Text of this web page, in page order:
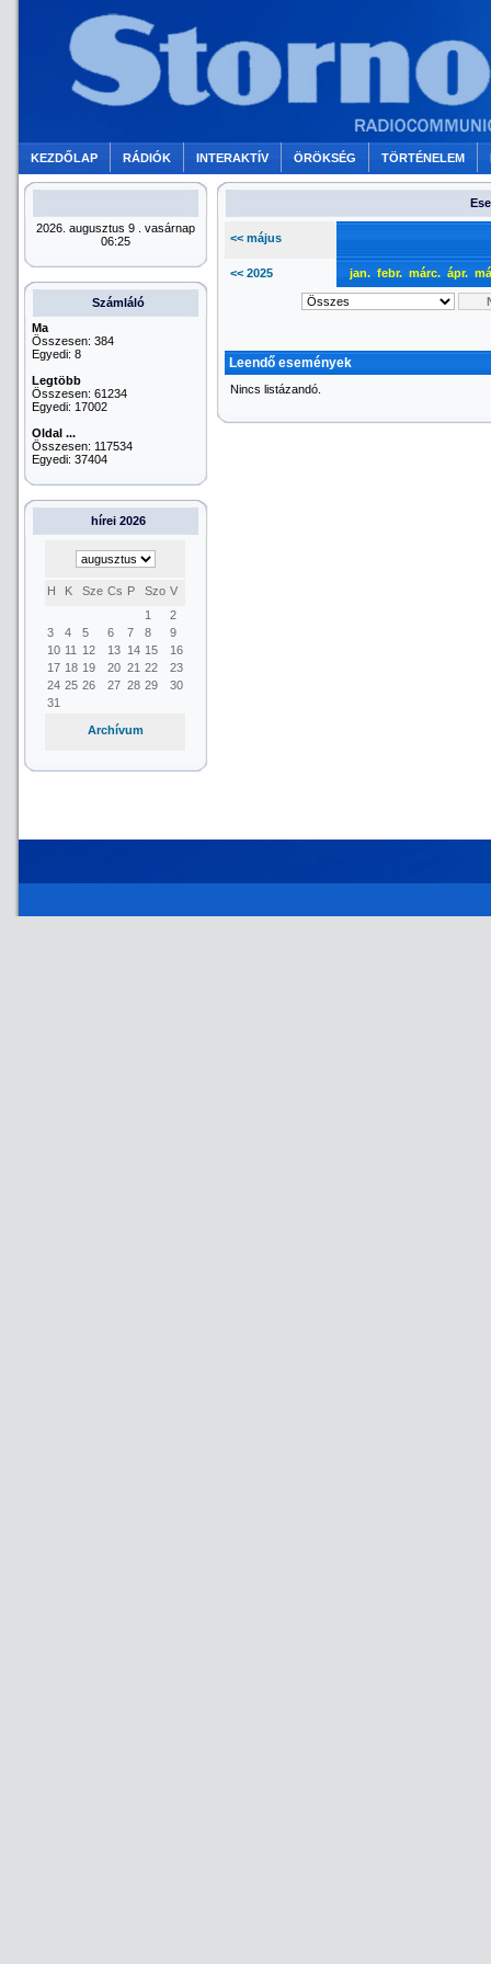
KEZDŐLAP RÁDIÓK INTERAKTÍV ÖRÖKSÉG TÖRTÉNELEM
2026. augusztus 9 . vasárnap
06:25
Számláló
Ma
Összesen: 384
Egyedi: 8
Legtöbb
Összesen: 61234
Egyedi: 17002
Oldal ...
Összesen: 117534
Egyedi: 37404
hírei 2026
H K Sze Cs P Szo V
1
2
3
4 5 6 7 8
9
10 11 12 13 14 15
16
17 18 19 20 21 22
23
24 25 26 27 28 29
30
31
Archívum
<< május
<< 2025 jan. febr. márc. ápr.
Leendő események
Nincs listázandó.